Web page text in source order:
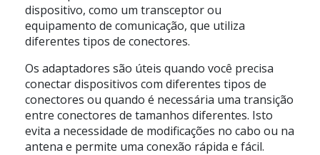
dispositivo, como um transceptor ou
equipamento de comunicação, que utiliza
diferentes tipos de conectores.
Os adaptadores são úteis quando você precisa
conectar dispositivos com diferentes tipos de
conectores ou quando é necessária uma transição
entre conectores de tamanhos diferentes. Isto
evita a necessidade de modificações no cabo ou na
antena e permite uma conexão rápida e fácil.